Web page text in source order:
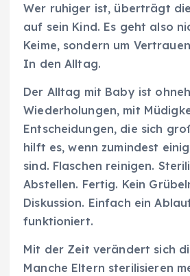
Wer ruhiger ist, überträgt
auf sein Kind. Es geht also
Keime, sondern um
In den Alltag.
Der Alltag mit Baby ist
Wiederholungen, mit
Entscheidungen, die sich
hilft es, wenn zumindest
sind. Flaschen reinigen.
Abstellen. Fertig. Kein
Diskussion. Einfach ein
funktioniert.
Mit der Zeit verändert sich
Manche Eltern sterilisieren